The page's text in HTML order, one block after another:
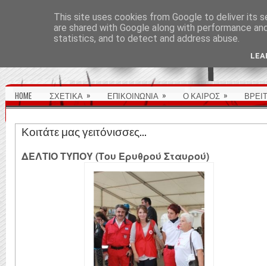
HOME ΣΧΕΤΙΚΑ » ΕΠΙΚΟΙΝΩΝΙΑ » Ο ΚΑΙΡΟΣ »
Κοιτάτε μας γειτόνισσες...
ΔΕΛΤΙΟ ΤΥΠΟΥ (Του Ερυθρού Σταυρού)
This site uses cookies from Google to deliver its
are shared with Google along with performance
statistics, and to detect and address abuse.